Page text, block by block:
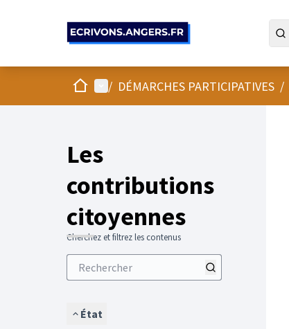
AccueilMenu principal
/ DÉMARCHES PARTICIPATIVES /
Les
contributions
citoyennes
Cherchez et filtrez les contenus
État